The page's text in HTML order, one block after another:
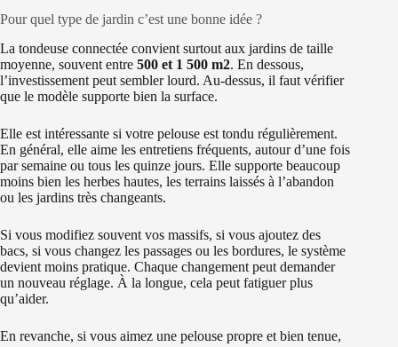
Pour quel type de jardin c’est une bonne idée ?
La tondeuse connectée convient surtout aux jardins de taille
moyenne, souvent entre 500 et 1 500 m2. En dessous,
l’investissement peut sembler lourd. Au-dessus, il faut vérifier
que le modèle supporte bien la surface.
Elle est intéressante si votre pelouse est tondu régulièrement.
En général, elle aime les entretiens fréquents, autour d’une fois
par semaine ou tous les quinze jours. Elle supporte beaucoup
moins bien les herbes hautes, les terrains laissés à l’abandon
ou les jardins très changeants.
Si vous modifiez souvent vos massifs, si vous ajoutez des
bacs, si vous changez les passages ou les bordures, le système
devient moins pratique. Chaque changement peut demander
un nouveau réglage. À la longue, cela peut fatiguer plus
qu’aider.
En revanche, si vous aimez une pelouse propre et bien tenue,